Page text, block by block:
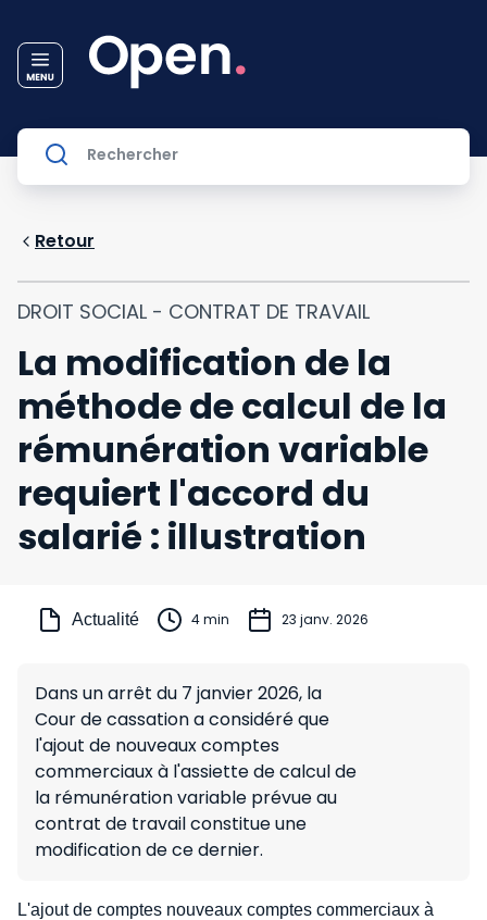
Retour
DROIT SOCIAL - CONTRAT DE TRAVAIL
La modification de la
méthode de calcul de la
rémunération variable
requiert l'accord du
salarié : illustration
Actualité 4 min 23 janv. 2026
Dans un arrêt du 7 janvier 2026, la
Cour de cassation a considéré que
l'ajout de nouveaux comptes
commerciaux à l'assiette de calcul de
la rémunération variable prévue au
contrat de travail constitue une
modification de ce dernier.
L'ajout de comptes nouveaux comptes commerciaux à